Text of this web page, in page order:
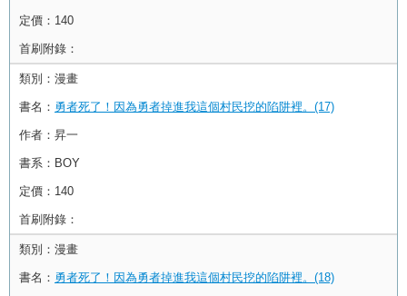
定價： 140
首刷附錄：
類別： 漫畫
書名： 勇者死了！因為勇者掉進我這個村民挖的陷阱裡。(17)
作者： 昇一
書系： BOY
定價： 140
首刷附錄：
類別： 漫畫
書名： 勇者死了！因為勇者掉進我這個村民挖的陷阱裡。(18)